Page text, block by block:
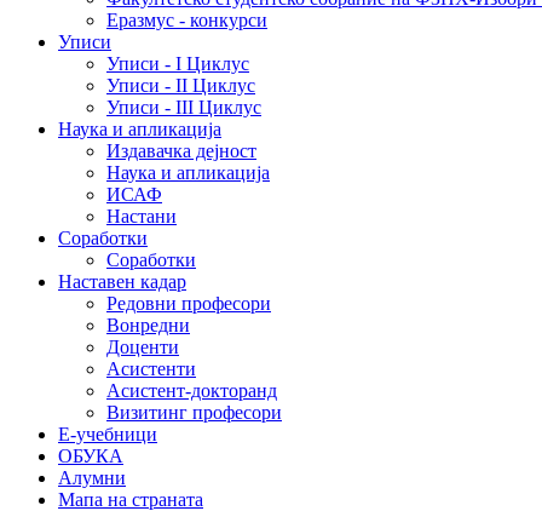
Еразмус - конкурси
Уписи
Уписи - I Циклус
Уписи - II Циклус
Уписи - III Циклус
Наука и апликација
Издавачка дејност
Наука и апликација
ИСАФ
Настани
Соработки
Соработки
Наставен кадар
Редовни професори
Вонредни
Доценти
Асистенти
Асистент-докторанд
Визитинг професори
Е-учебници
ОБУКА
Алумни
Мапа на страната